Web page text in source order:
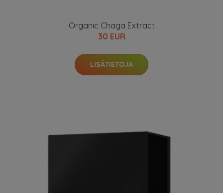
Organic Chaga Extract
30 EUR
LISÄTIETOJA